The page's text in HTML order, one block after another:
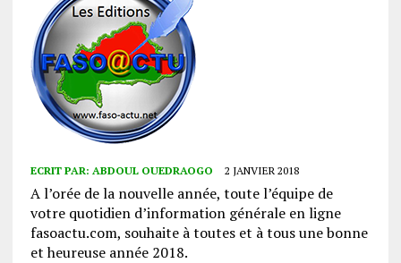
ECRIT PAR: ABDOUL OUEDRAOGO 2 JANVIER 2018
A l’orée de la nouvelle année, toute l’équipe de
votre quotidien d’information générale en ligne
fasoactu.com, souhaite à toutes et à tous une bonne
et heureuse année 2018.